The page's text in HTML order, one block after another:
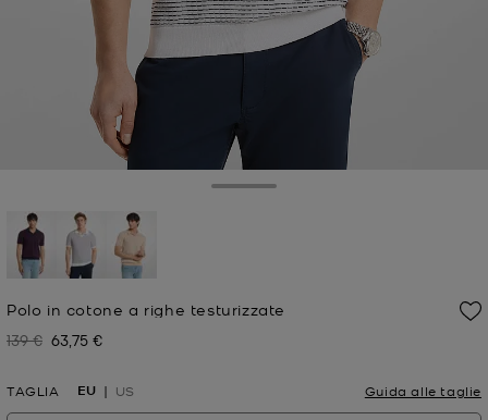
Polo in cotone a righe testurizzate
Prezzo iniziale
139 € Prezzo attuale
63,75 €
TAGLIA EU US Guida alle taglie